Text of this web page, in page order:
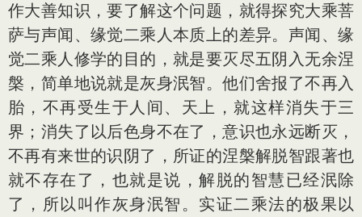
作大善知识，要了解这个问题，就得探究大乘菩
萨与声闻、缘觉二乘人本质上的差异。声闻、缘
觉二乘人修学的目的，就是要灭尽五阴入无余涅
槃，简单地说就是灰身泯智。他们舍报了不再入
胎，不再受生于人间、天上，就这样消失于三
界；消失了以后色身不在了，意识也永远断灭，
不再有来世的识阴了，所证的涅槃解脱智跟著也
就不存在了，也就是说，解脱的智慧已经泯除
了，所以叫作灰身泯智。实证二乘法的极果以